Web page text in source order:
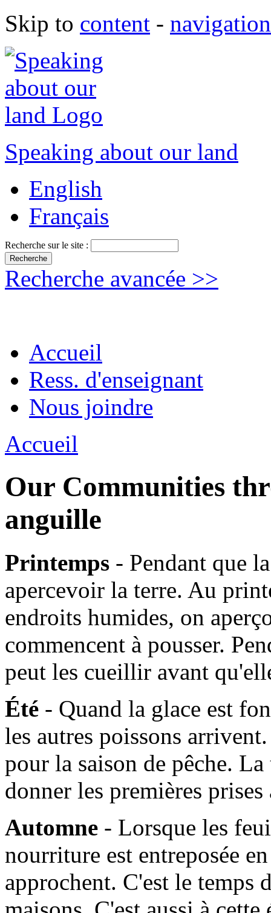
Skip to content - navigation
Speaking about our land
English
Français
Recherche sur le site :
Recherche avancée >>
Accueil
Ress. d'enseignant
Nous joindre
Accueil
Our Communities
anguille
Printemps - Pendant que
apercevoir la terre. Au
endroits humides, on
commencent à pousser.
peut les cueillir avant
Été - Quand la glace est
les autres poissons
pour la saison de pêche.
donner les premières
Automne - Lorsque les
nourriture est entreposée
approchent. C'est le temps